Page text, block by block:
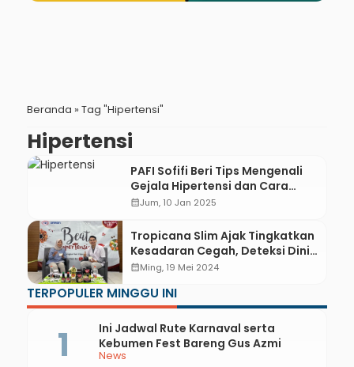
Beranda » Tag "Hipertensi"
Hipertensi
PAFI Sofifi Beri Tips Mengenali
Gejala Hipertensi dan Cara
Mengatasinya
calendar_monthJum, 10 Jan 2025
Tropicana Slim Ajak Tingkatkan
Kesadaran Cegah, Deteksi Dini,
dan Kendalikan Hipertensi
calendar_monthMing, 19 Mei 2024
TERPOPULER MINGGU INI
News
Ini Jadwal Rute Karnaval serta
Kebumen Fest Bareng Gus Azmi